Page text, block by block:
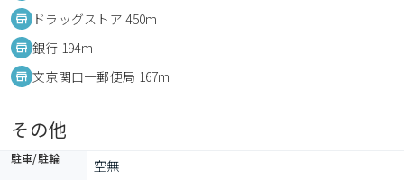
ドラッグストア 450m
銀行 194m
文京関口一郵便局 167m
その他
駐車/駐輪 空無